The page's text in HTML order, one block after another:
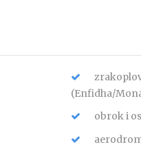
(Enfidha/
obrok i